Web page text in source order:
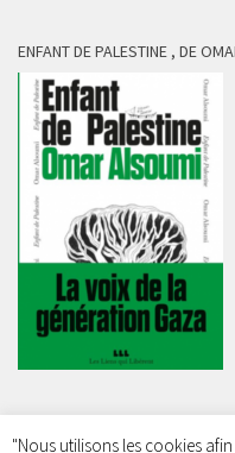
ENFANT DE PALESTINE , DE
"Nous utilisons les cookies